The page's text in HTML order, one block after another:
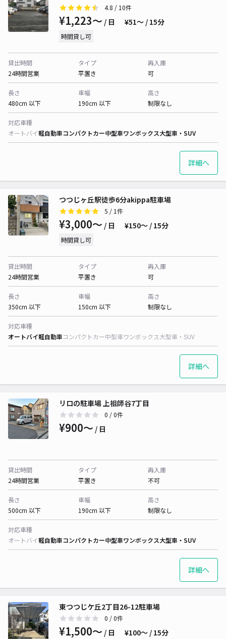
4.8 / 10件
¥1,223〜 / 日 ¥51〜 / 15分
時間貸し可
貸出時間
24時間営業
タイプ
平置き
再入庫
可
長さ
480cm 以下
車幅
190cm 以下
高さ
制限なし
対応車種
オートバイ軽自動車コンパクトカー中型車ワンボックス大型車・SUV
詳細へ
つつじヶ丘駅徒歩6分akippa駐車場
5 / 1件
¥3,000〜 / 日 ¥150〜 / 15分
時間貸し可
貸出時間
24時間営業
タイプ
平置き
再入庫
可
長さ
350cm 以下
車幅
150cm 以下
高さ
制限なし
対応車種
オートバイ軽自動車コンパクトカー中型車ワンボックス大型車・SUV
詳細へ
リロの駐車場 上祖師谷7丁目
0 / 0件
¥900〜 / 日
貸出時間
24時間営業
タイプ
平置き
再入庫
不可
長さ
500cm 以下
車幅
190cm 以下
高さ
制限なし
対応車種
オートバイ軽自動車コンパクトカー中型車ワンボックス大型車・SUV
詳細へ
東つつじケ丘2丁目26-12駐車場
0 / 0件
¥1,500〜 / 日 ¥100〜 / 15分